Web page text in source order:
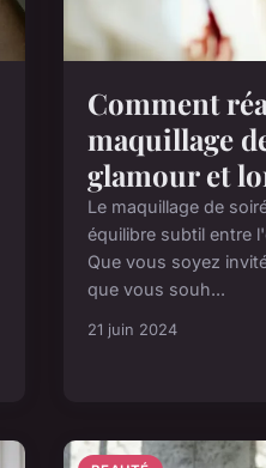
Comment
maquillage
glamour et
Le maquillage de
équilibre subtil entre
Que vous soyez
que vous souh...
21 juin 2024